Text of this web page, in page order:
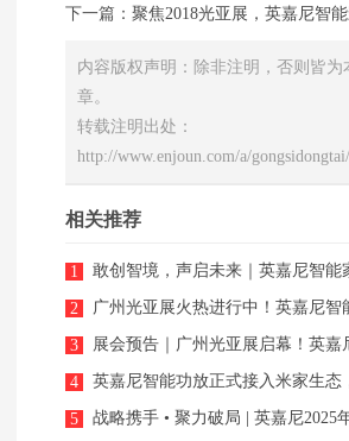
下一篇： 聚焦2018光亚展，英嘉尼智
内容版权声明：除非注明，否则皆为
章。
转载注明出处：
http://www.enjoun.com/a/
相关推荐
1 敢创智境，声启未来｜英嘉尼智能家庭影院2026广
2 广州光亚展火热进行中！英嘉尼智能家庭影院新品实力圈
3 展会预告｜广州光亚展启幕！英嘉尼携全系独家新品，
4 英嘉尼智能功放正式接入米家生态，让观影
5 战略携手 • 聚力破局 | 英嘉尼2025年全国渠道赋能之